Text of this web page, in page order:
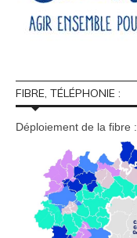
FIBRE, TÉLÉPHONIE :
Déploiement de la fibre :